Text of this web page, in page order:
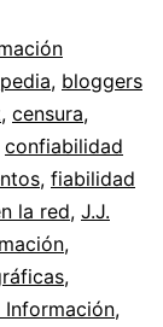
, bloggers
, censura,
confiabilidad
, fiabilidad
la red, J.J.
,
,
Información,